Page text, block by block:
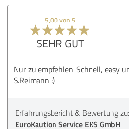
5,00 von 5
SEHR GUT
Nur zu empfehlen. Schnell, easy
S.Reimann :)
Erfahrungsbericht & Bewertung zu:
EuroKaution Service EKS GmbH